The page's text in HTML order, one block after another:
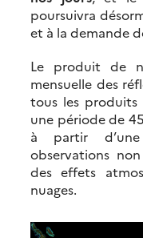
poursuivra
et à la demande
Le produit de
mensuelle des
tous les produits
une période de
à partir
observations
des effets
nuages.